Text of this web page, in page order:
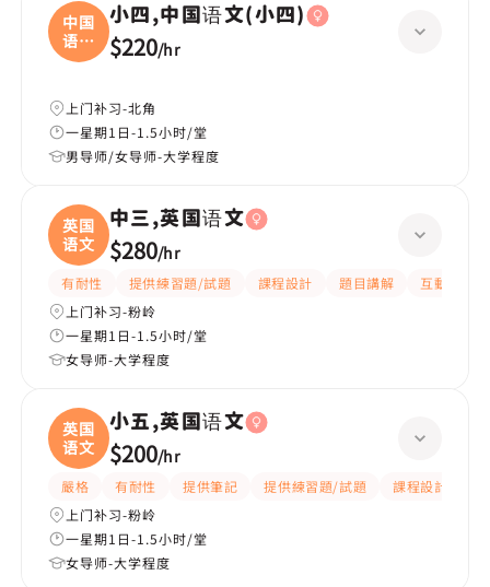
中国
语文
(
小四,中国语文(小四)
$220/hr
上门补习-北角
一星期1日-1.5小时/堂
男导师/女导师-大学程度
英国
语文
中三,英国语文
$280/hr
有耐性 提供練習題/試題 課程設計 題目講解
互動教學
上门补习-粉岭
一星期1日-1.5小时/堂
女导师-大学程度
英国
语文
小五,英国语文
$200/hr
嚴格 有耐性 提供筆記 提供練習題/試題 課程設計
上门补习-粉岭
一星期1日-1.5小时/堂
女导师-大学程度